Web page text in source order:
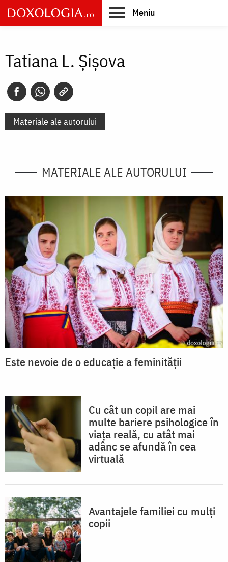
Skip
to
main
Meniu
Tatiana L. Șișova
Materiale ale autorului
MATERIALE ALE AUTORULUI
Este nevoie de o educație a feminității
Cu cât un copil are mai
multe bariere psihologice în
viața reală, cu atât mai
adânc se afundă în cea
virtuală
Avantajele familiei cu mulți
copii